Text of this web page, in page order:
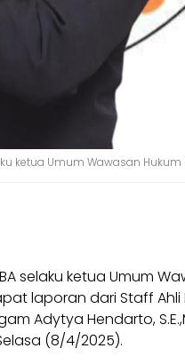
ketua Umum Wawasan
selaku ketua Umum
laporan dari Staff Ahli
Adytya Hendarto,
(8/4/2025).